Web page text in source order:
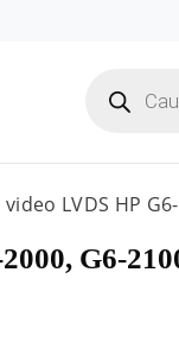
search
LVDS HP
G6-